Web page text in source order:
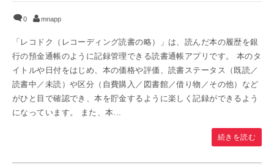
0 mnapp
「レコドク（レコーディング読書の略）」は、読んだ本の履歴を銀
行の預金通帳のように記録管理できる読書通帳アプリです。 本のタ
イトルや日付をはじめ、本の価格や評価、読書ステータス（既読／
読書中／未読）や区分（自費購入／図書館／借り物／その他）など
がひと目で確認でき、本を貯金するように楽しく記録ができるよう
になっています。 また、本...
続きを読む